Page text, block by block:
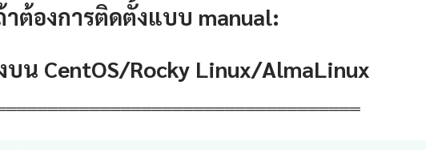
าต้องการติดตั้งแบบ manual:
บน CentOS/Rocky Linux/AlmaLinux